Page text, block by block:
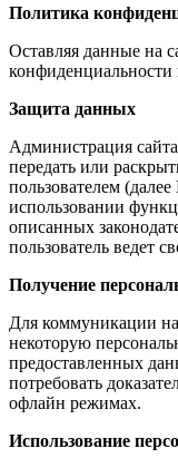
Политика
Оставляя данные на
Защита данных
Администрация
передать или
пользователем
использовании
описанных
пользователь ведет
Получение
Для коммуникации на
некоторую
предоставленных
потребовать
офлайн режимах.
Использование